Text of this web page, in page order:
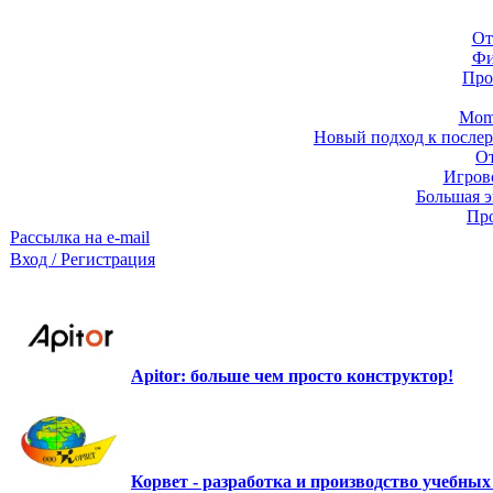
От
Новый подход к
Большая
Рассылка на e-mail
Вход / Регистрация
Apitor: больше чем просто конструктор!
Корвет - разработка и производство